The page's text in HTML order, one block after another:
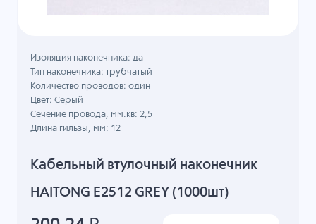
Кабельный втулочный наконечник
HAITONG E2512 GREY (1000шт)
Изоляция наконечника: да
Тип наконечника: трубчатый
Количество проводов: один
Цвет: Серый
Сечение провода, мм.кв: 2,5
Длина гильзы, мм: 12